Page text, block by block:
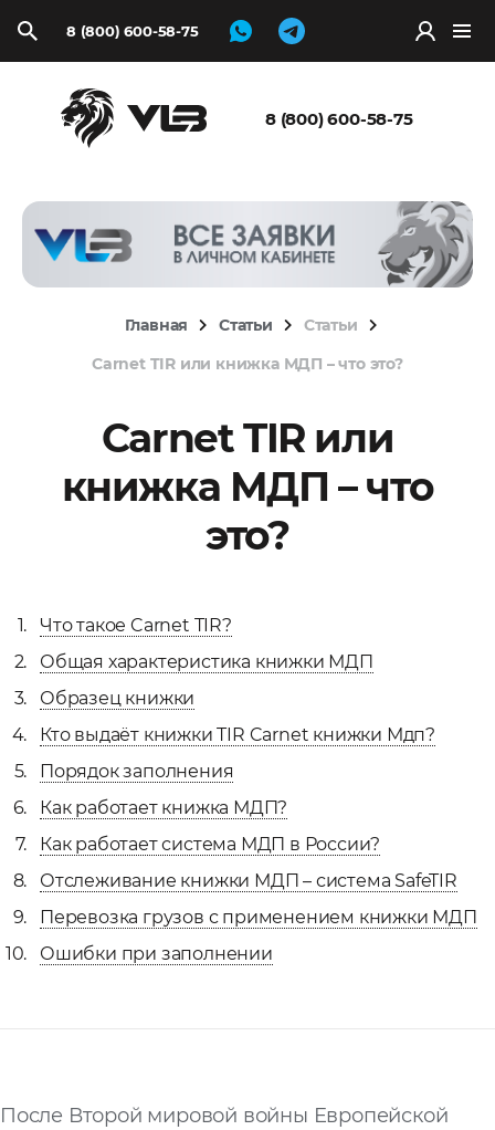
8 (800) 600-58-75
8 (800) 600-58-75
Главная Статьи
Статьи
Carnet TIR или книжка МДП – что это?
Carnet TIR или
книжка МДП – что
это?
Что такое Carnet TIR?
Общая характеристика книжки МДП
Образец книжки
Кто выдаёт книжки TIR Carnet книжки Мдп?
Порядок заполнения
Как работает книжка МДП?
Как работает система МДП в России?
Отслеживание книжки МДП – система SafeTIR
Перевозка грузов с применением книжки МДП
Ошибки при заполнении
После Второй мировой войны Европейской
Запросить
расчёт
Файл
Добавить еще
Согласен с
политикой
конфиденциальности
и наобработку моих
персональных
данных